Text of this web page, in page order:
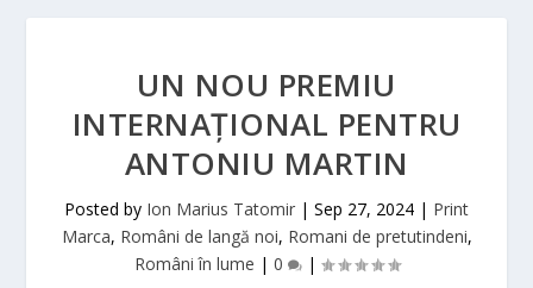
UN NOU PREMIU
INTERNAȚIONAL PENTRU
ANTONIU MARTIN
Posted by Ion Marius Tatomir | Sep 27, 2024 | Print
Marca, Români de langă noi, Romani de pretutindeni,
Români în lume | 0 |